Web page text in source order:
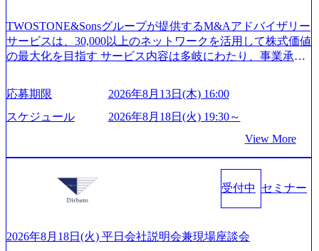
sion-production.appspot.com/public/images/20240925204111_caa9
4e4b-6aae-45a6-a0ce-b98154c816a2_1153x543.webp メンバー情
報 (https://www.xspear.co.jp/member/)一部抜粋 - 伊勢山 昇吾氏:
業界で新規事業戦略、成長戦略、PMI推進、業務改革等の幅
広いプロジェクトに従事 - 鈴木健仁氏：新卒でベイカレン
トに入社し最年少ディレクターを経てXspearに参画 - 梶田
案、人事組織テーマに強みを持ち、メディア・エンタメ業
界においてはDX戦略立案、NFT等の新規事業立案を得意と
する。 - 藏満 一馬氏：アクセンチュア出身。金融業界を中
心に、DX戦略策定、新規事業立案、組織変革、規制対応等
の幅広いプロジェクトを主導する。 - 天野 善仁氏：19卒Pw
ページ (https://www.xspear.co.jp/career/interviews/) 戦略だけの
810e-138e27965ee8_1200x386.webp グローバル人財育成を目
的とした「語学研修」、効果的なプレゼンのポイントを掴
み実践に強くなるための「プレゼン研修」、自社キャリア
アドバイザーによる自身のキャリア構築をめざす「キャリ
スタイム制度を実施しており、月単位の決められた労働時
間の範囲内で、出社・退社の時刻を社員の自己裁量に委
ね、ワークライフバランスを図りながら効率的に働くこと
ができる 【休日】 土日祝休みの完全週休2日制 2025年度の
休暇は年間24日（4月1日入社の場合）で、入社日に付与さ
れます。 年次有給休暇の残日数は、翌年度に繰り越すこと
ができます。 慶弔休暇は、事由により取得可能日数は異な
ュ休暇は、規程で定める勤続年数ごとに、連続5日のリフレ
ッシュ休暇を取得できます。 【育児や子の看護、介護など
TWOSTONE&Sonsグループが提供するM&Aアドバイザリー
サービスは、30,000以上のネットワークを活用して株式価値
の最大化を目指す サービス内容は多岐にわたり、事業承継
リーなどが含まれており、幅広いニーズに対応 譲渡企業に
対しては完全成功報酬制を採用し、M&A以外の選択肢も尊
重する姿勢を持ち、将来の株価成長を取り込むスキームの
&A業界のリーディングカンパニーであり、領域にこだわら
ず幅広い案件に携わりながら自己成長とキャリアの挑戦が
可能 M&Aセンター出身者3名がメインメンバーであり、経
験豊富なアドバイザーと共に働くことで、M&Aや財務アド
バイザリーなどの専門知識を獲得し、キャリアを発展させ
となり、平均3000万～4000万の年収となる 内訳としては個
応募期限
2026年8月13日(木) 16:00
スケジュール
2026年8月18日(火) 19:30～
View More
受付中 セミナー
2026年8月18日(火) 平日会社説明会兼現場座談会